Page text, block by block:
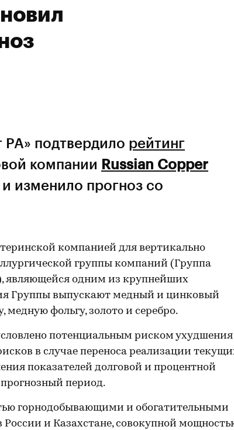
РА» подтвердило рейтинг
компании Russian Copper
изменило прогноз со
компанией для вертикально
группы компаний (Группа
являющейся одним из крупнейших
Группы выпускают медный и цинковый
фольгу, золото и серебро.
потенциальным риском ухудшения
в случае переноса реализации
показателей долговой и процентной
период.
горнодобывающими и обогатительными
и Казахстане, совокупной